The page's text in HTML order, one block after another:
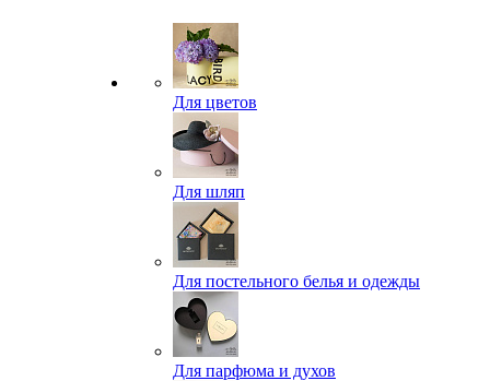
Для цветов
Для шляп
Для постельного белья и одежды
Для парфюма и духов